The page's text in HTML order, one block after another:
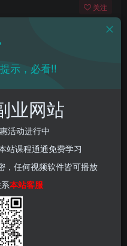
关注
更多网赚项目，点击以下
示，必看!!
业网站
活动进行中
站课程通通免费学习
，任何视频软件皆可播放
本站客服